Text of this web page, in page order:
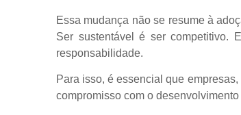
Essa mudança não se resume à
Ser sustentável é ser competitivo.
responsabilidade.
Para isso, é essencial que
compromisso com o